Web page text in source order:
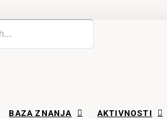
BAZA ZNANJA AKTIVNOSTI